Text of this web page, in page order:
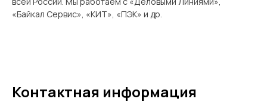
«Байкал Сервис», «КИТ», «ПЭК» и др.
Контактная информация